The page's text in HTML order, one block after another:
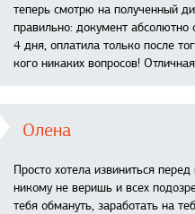
теперь смотрю на полученный
правильно: документ абсолютно
4 дня, оплатила только после
кого никаких вопросов!
Олена
Просто хотела извиниться
никому не веришь и всех
тебя обмануть, заработать на